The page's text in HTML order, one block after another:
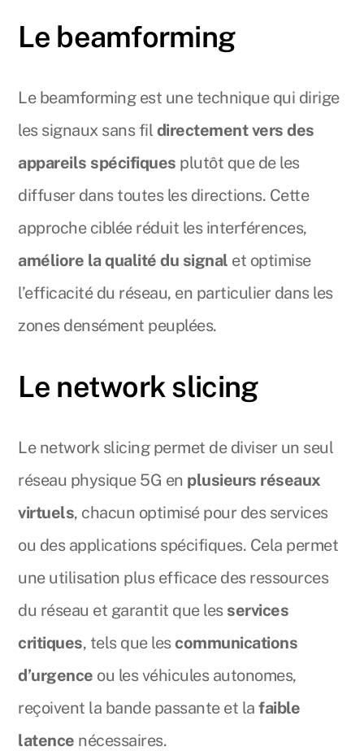
Le beamforming
Le beamforming est une technique qui dirige
les signaux sans fil directement vers des
appareils spécifiques plutôt que de les
diffuser dans toutes les directions. Cette
approche ciblée réduit les interférences,
améliore la qualité du signal et optimise
l’efficacité du réseau, en particulier dans les
zones densément peuplées.
Le network slicing
Le network slicing permet de diviser un seul
réseau physique 5G en plusieurs réseaux
virtuels, chacun optimisé pour des services
ou des applications spécifiques. Cela permet
une utilisation plus efficace des ressources
du réseau et garantit que les services
critiques, tels que lescommunications
d’urgence ou les véhicules autonomes,
reçoivent la bande passante et lafaible
latence nécessaires.